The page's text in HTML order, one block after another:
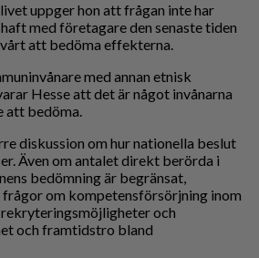
uppger hon att frågan inte har
med företagare den senaste tiden
att bedöma effekterna.
med annan etnisk
Hesse att det är något invånarna
att bedöma.
diskussion om hur nationella beslut
Även om antalet direkt berörda i
bedömning är begränsat,
om kompetensförsörjning inom
och
och framtidstro bland